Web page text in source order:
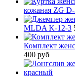
кожаная ZG
MLDA K-12-3
Комплект
400 руб